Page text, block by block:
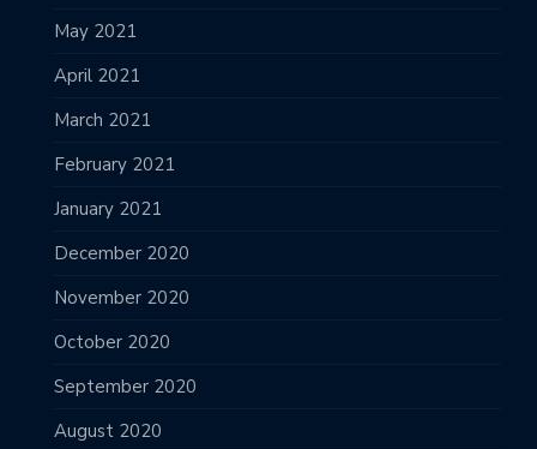
May 2021
April 2021
March 2021
February 2021
January 2021
December 2020
November 2020
October 2020
September 2020
August 2020